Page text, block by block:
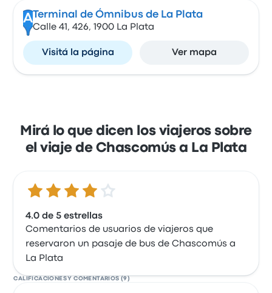
A Terminal de Ómnibus de La Plata
Calle 41, 426, 1900 La Plata
Visitá la página Ver mapa
Mirá lo que dicen los viajeros sobre
el viaje de Chascomús a La Plata
4.0 de 5 estrellas
4.0 de 5 estrellas
Comentarios de usuarios de viajeros que
reservaron un pasaje de bus de Chascomús a
La Plata
CALIFICACIONES Y COMENTARIOS (9)